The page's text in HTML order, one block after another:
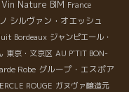
Vin Nature BIM France
シルヴァン・オエッシュ
Bordeaux ジャンピエール・
東京・文京区 AU P'TIT BON-
Robe グループ・エスポア
ROUGE ガヌヴァ醸造元